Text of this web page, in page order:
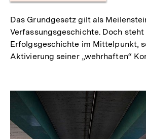
Das Grundgesetz gilt als
Verfassungsgeschichte. Doch
Erfolgsgeschichte im Mittelpunkt,
Aktivierung seiner „wehrhaften“